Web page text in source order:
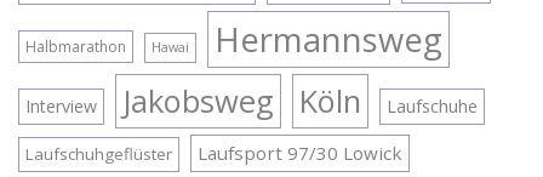
Halbmarathon Hawai Hermannsweg
Interview Jakobsweg Köln Laufschuhe
Laufschuhgeflüster Laufsport 97/30 Lowick